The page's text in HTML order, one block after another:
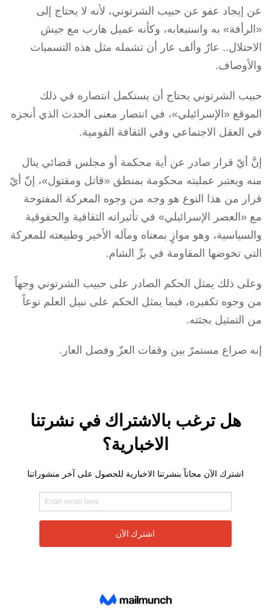
عن إيجاد عفو عن حبيب الشرتوني، لأنه لا يحتاج إلى
«الرأفة» به واستيعابه، وكأنه عميل هارب مع جيش
الاحتلال.. عارٌ وألف عار أن تشمله مثل هذه التسميات
والأوصاف.
حبيب الشرتوني يحتاج أن يستكمل انتصاره في ذلك
الموقع «الإسرائيلي»، في انتصار معنى الحدث الذي أنجزه
في العقل الاجتماعي وفي الثقافة القومية.
إنَّ أيّ قرار صادر عن أية محكمة أو مجلس قضائي ينال
منه ويعتبر عمليته محكومة بمنطق «قاتل ومقتول»، إنّ أيّ
قرار من هذا النوع هو وجه من وجوه المعركة المفتوحة
مع «العصر الإسرائيلي» في تأثيراته الثقافية والحقوقية
والسياسية، وهو موازٍ بمعناه ومآله الأخير وطبيعته للمعركة
التي تخوضها المقاومة في برِّ الشام.
وعلى ذلك يمثل الحكم الصادر على حبيب الشرتوني وجهاً
من وجوه تكفيره، فيما يمثل الحكم على نبيل العلم نوعاً
من التمثيل بجثته.
إنه صراع مستمرّ بين وقفات العزّ وفصل العار.